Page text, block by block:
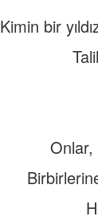
Kimin bir